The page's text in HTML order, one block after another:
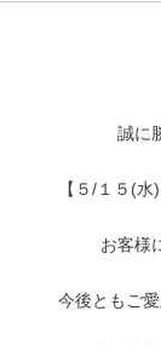
誠に
【５/１５(
お客様
今後ともご